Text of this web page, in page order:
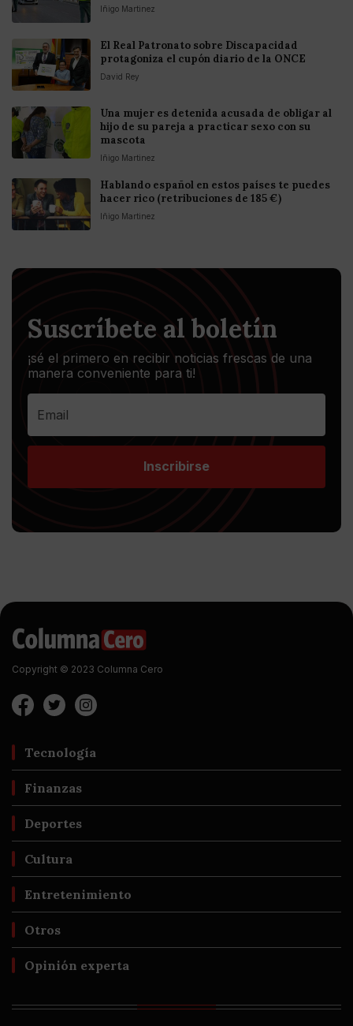
Iñigo Martinez
El Real Patronato sobre Discapacidad
protagoniza el cupón diario de la ONCE
David Rey
Una mujer es detenida acusada de obligar al
hijo de su pareja a practicar sexo con su
mascota
Iñigo Martinez
Hablando español en estos países te puedes
hacer rico (retribuciones de 185 €)
Iñigo Martinez
Suscríbete al boletín
¡sé el primero en recibir noticias frescas de una
manera conveniente para ti!
Inscribirse
Copyright © 2023 Columna Cero
Tecnología
Finanzas
Deportes
Cultura
Entretenimiento
Otros
Opinión experta